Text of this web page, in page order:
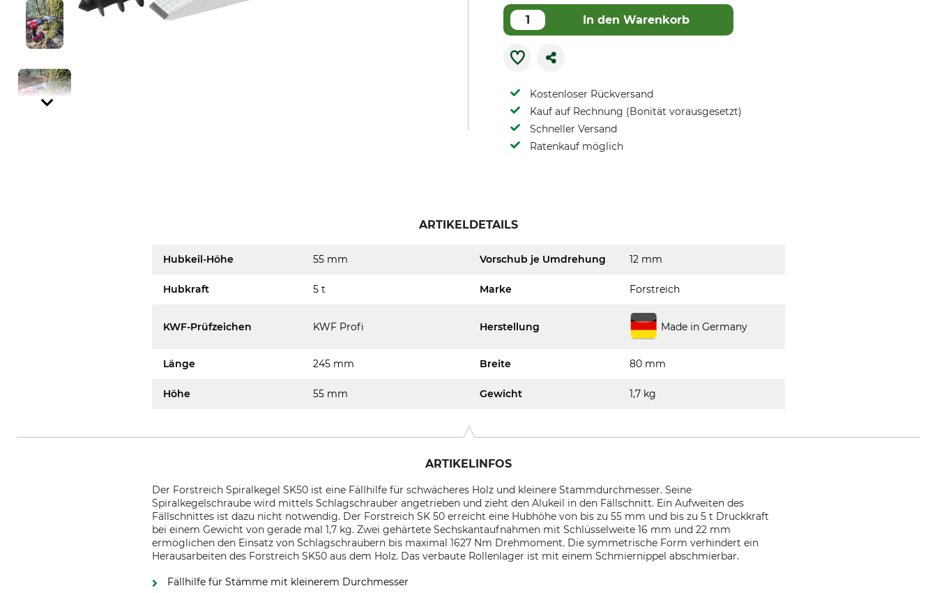
In den Warenkorb
Kostenloser Rückversand
Kauf auf Rechnung (Bonität vorausgesetzt)
Schneller Versand
Ratenkauf möglich
ARTIKELDETAILS
Hubkeil-Höhe 55 mm Vorschub je Umdrehung 12 mm
Hubkraft 5 t Marke Forstreich
KWF-Prüfzeichen KWF Profi Herstellung Made in Germany
Länge 245 mm Breite 80 mm
Höhe 55 mm Gewicht 1,7 kg
ARTIKELINFOS
Der Forstreich Spiralkegel SK50 ist eine Fällhilfe für schwächeres Holz und kleinere Stammdurchmesser. Seine
Spiralkegelschraube wird mittels Schlagschrauber angetrieben und zieht den Alukeil in den Fällschnitt. Ein Aufweiten des
Fällschnittes ist dazu nicht notwendig. Der Forstreich SK 50 erreicht eine Hubhöhe von bis zu 55 mm und bis zu 5 t Druckkraft
bei einem Gewicht von gerade mal 1,7 kg. Zwei gehärtete Sechskantaufnahmen mit Schlüsselweite 16 mm und 22 mm
ermöglichen den Einsatz von Schlagschraubern bis maximal 1627 Nm Drehmoment. Die symmetrische Form verhindert ein
Herausarbeiten des Forstreich SK50 aus dem Holz. Das verbaute Rollenlager ist mit einem Schmiernippel abschmierbar.
Fällhilfe für Stämme mit kleinerem Durchmesser